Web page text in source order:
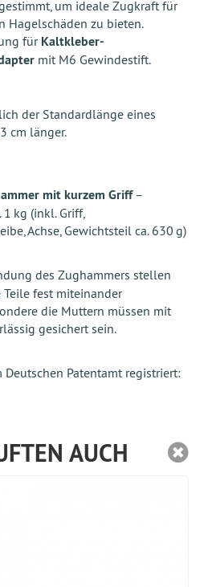
um ideale Zugkraft für
Hagelschäden zu bieten.
für Kaltkleber-
mit M6 Gewindestift.
der Standardlänge eines
cm länger.
mit kurzem Griff–
1 kg (inkl. Griff,
Achse, Gewichtsteil ca. 630 g)
des Zughammers stellen
Teile fest miteinander
die Muttern müssen mit
gesichert sein.
Patentamt registriert:
AUCH